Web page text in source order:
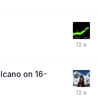
on 16-